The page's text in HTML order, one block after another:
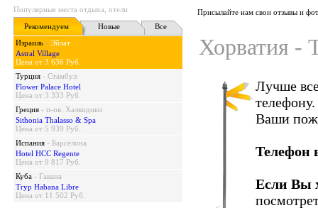
Популярные места отдыха, отели
Рекомендуем
Новые
Все
Израиль - Эйлат
Astral Village
Цена от 3 636 Руб.
Турция - Стамбул
Flower Palace Hotel
Цена от 3 333 Руб.
Греция - п-ов. Халкидики
Sithonia Thalasso & Spa
Цена от 5 939 Руб.
Испания - Барселона
Hotel HCC Regente
Цена от 9 817 Руб.
Куба - Гавана
Tryp Habana Libre
Цена от 11 502 Руб.
Присылайте нам свои отзывы и
Хорватия -
Лучше
Ваши
Телефон
Если Вы